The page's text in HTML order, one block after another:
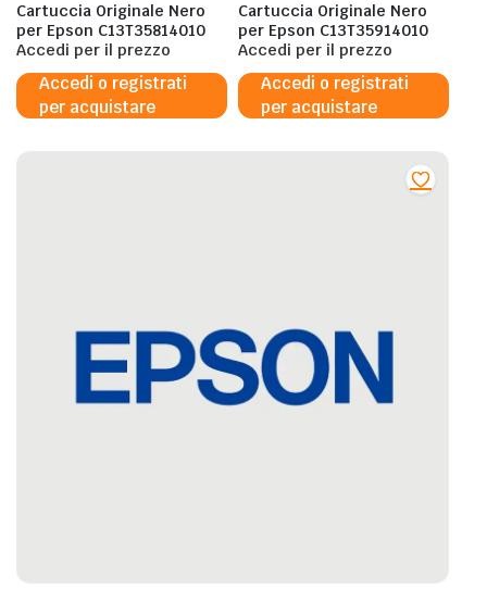
Cartuccia Originale Nero
per Epson C13T35814010
Accedi per il prezzo
Accedi o registrati
per acquistare
Cartuccia Originale Nero
per Epson C13T35914010
Accedi per il prezzo
Accedi o registrati
per acquistare